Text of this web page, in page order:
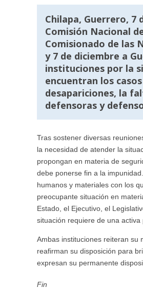
Chilapa, Guerrero, 7
Comisión Nacional
Comisionado de las
y 7 de diciembre a
instituciones por la
encuentran los
desapariciones, la
defensoras y
Tras sostener diversas
la necesidad de atender la
propongan en materia de
debe ponerse fin a la
humanos y materiales con los
preocupante situación en
Estado, el Ejecutivo, el
situación requiere de una
Ambas instituciones reiteran su
reafirman su disposición para
expresan su permanente
Fin